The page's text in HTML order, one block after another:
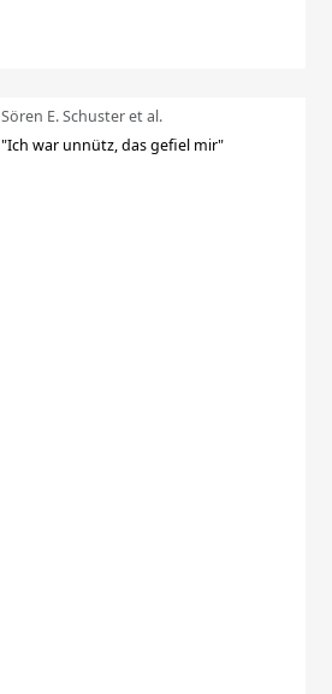
Sören E. Schuster et al.
"Ich war unnütz, das gefiel mir"